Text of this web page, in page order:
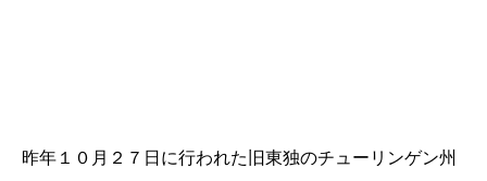
昨年１０月２７日に行われた旧東独のチューリンゲン州